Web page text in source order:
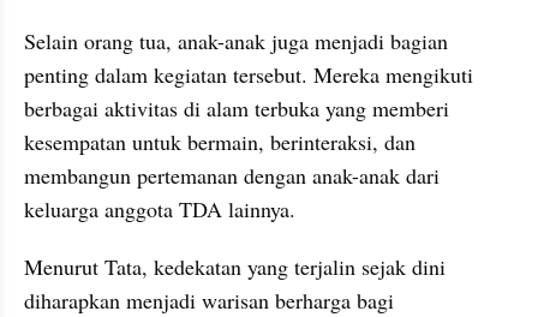
Selain orang tua, anak-anak juga menjadi bagian
penting dalam kegiatan tersebut. Mereka mengikuti
berbagai aktivitas di alam terbuka yang memberi
kesempatan untuk bermain, berinteraksi, dan
membangun pertemanan dengan anak-anak dari
keluarga anggota TDA lainnya.
Menurut Tata, kedekatan yang terjalin sejak dini
diharapkan menjadi warisan berharga bagi